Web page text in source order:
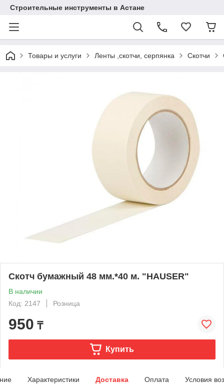
Строительные инструменты в Астане
Товары и услуги Ленты ,скотчи, серпянка Скотчи
Скотч бумажный 48 мм.*40 м. "HAUSER"
В наличии
Код: 2147
Розница
950 ₸
Купить
Характеристики Доставка Оплата Условия